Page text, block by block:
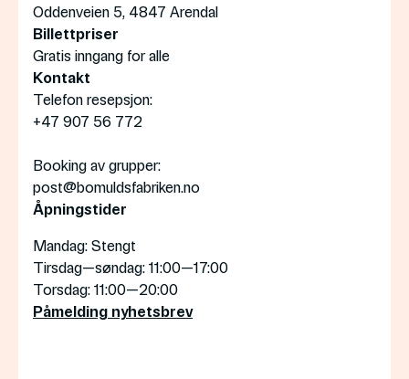
Oddenveien 5, 4847 Arendal
Billettpriser
Gratis inngang for alle
Kontakt
Telefon resepsjon:
+47 907 56 772
Booking av grupper:
post@bomuldsfabriken.no
Åpningstider
Mandag: Stengt
Tirsdag—søndag: 11:00—17:00
Torsdag: 11:00—20:00
Påmelding nyhetsbrev